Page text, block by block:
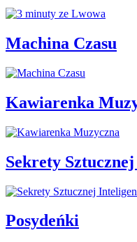
Machina Czasu
Kawiarenka
Sekrety
Posydeńki